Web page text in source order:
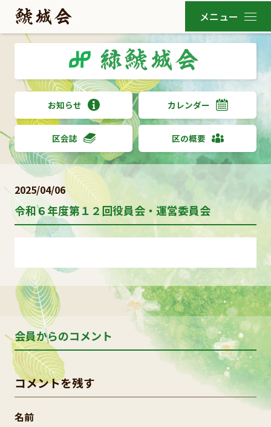
お知らせ カレンダー
区会誌 区の概要
2025/04/06
令和６年度第１２回役員会・運営委員会
会員からのコメント
コメントを残す
名前